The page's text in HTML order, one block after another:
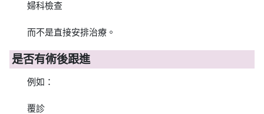
婦科檢查
而不是直接安排治療。
是否有術後跟進
例如：
覆診